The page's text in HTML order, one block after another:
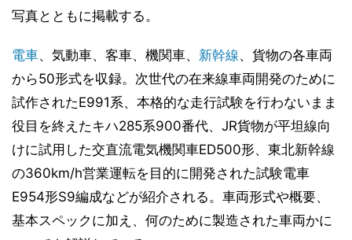
写真とともに掲載する。
電車、気動車、客車、機関車、 新幹線、貨物の各車両
から50形式を収録。次世代の在来線車両開発のために
試作されたE991系、本格的な走行試験を行わないまま
役目を終えたキハ285系900番代、JR貨物が平坦線向
けに試用した交直流電気機関車ED500形、東北新幹線
の360km/h営業運転を目的に開発された試験電車
E954形S9編成などが紹介される。車両形式や概要、
基本スペックに加え、何のために製造された車両かに